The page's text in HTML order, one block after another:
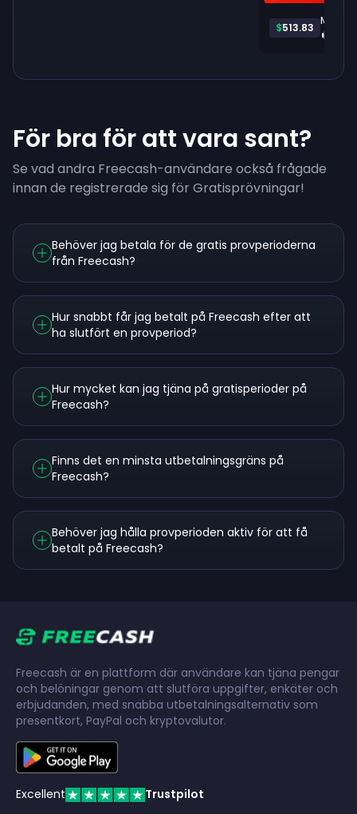
$513.83
För bra för att vara sant?
Se vad andra Freecash-användare också frågade
innan de registrerade sig för Gratisprövningar!
Behöver jag betala för de gratis provperioderna
från Freecash?
Hur snabbt får jag betalt på Freecash efter att
ha slutfört en provperiod?
Hur mycket kan jag tjäna på gratisperioder på
Freecash?
Finns det en minsta utbetalningsgräns på
Freecash?
Behöver jag hålla provperioden aktiv för att få
betalt på Freecash?
Freecash är en plattform där användare kan tjäna pengar
och belöningar genom att slutföra uppgifter, enkäter och
erbjudanden, med snabba utbetalningsalternativ som
presentkort, PayPal och kryptovalutor.
Excellent Trustpilot